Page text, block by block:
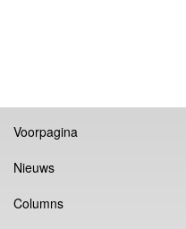
Voorpagina
Nieuws
Columns